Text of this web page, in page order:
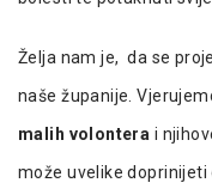
Želja nam je, da se
naše županije.
malih volontera i
može uvelike